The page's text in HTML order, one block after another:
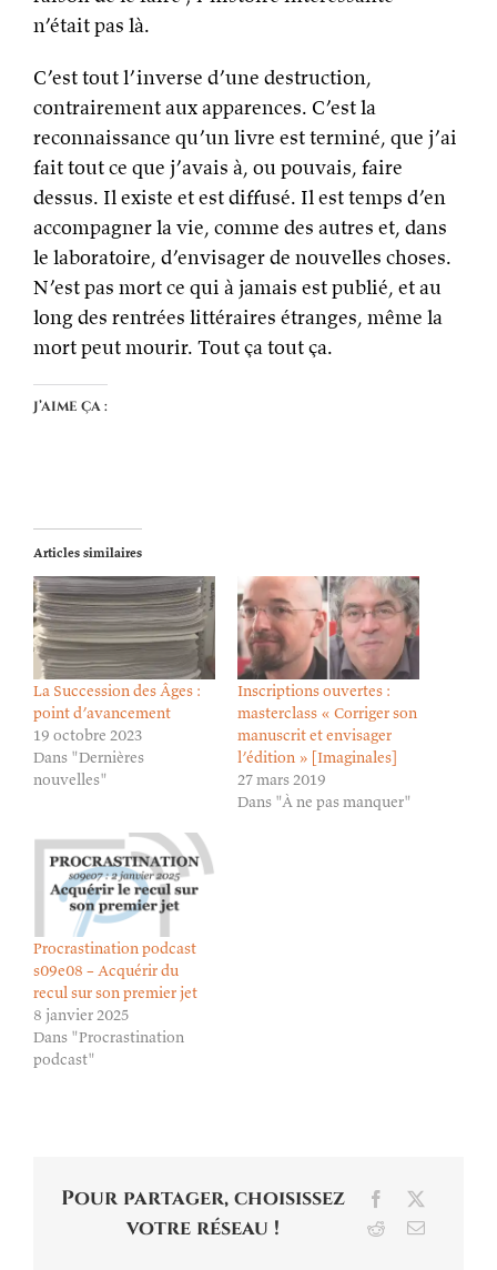
n’était pas là.
C’est tout l’inverse d’une destruction,
contrairement aux apparences. C’est la
reconnaissance qu’un livre est terminé, que j’ai
fait tout ce que j’avais à, ou pouvais, faire
dessus. Il existe et est diffusé. Il est temps d’en
accompagner la vie, comme des autres et, dans
le laboratoire, d’envisager de nouvelles choses.
N’est pas mort ce qui à jamais est publié, et au
long des rentrées littéraires étranges, même la
mort peut mourir. Tout ça tout ça.
J’aime ça :
Articles similaires
La Succession des Âges :
point d’avancement
19 octobre 2023
Dans "Dernières
nouvelles"
Inscriptions ouvertes :
masterclass « Corriger son
manuscrit et envisager
l’édition » [Imaginales]
27 mars 2019
Dans "À ne pas manquer"
Procrastination podcast
s09e08 – Acquérir du
recul sur son premier jet
8 janvier 2025
Dans "Procrastination
podcast"
Pour partager, choisissez
votre réseau !
Facebook
RedditEmail